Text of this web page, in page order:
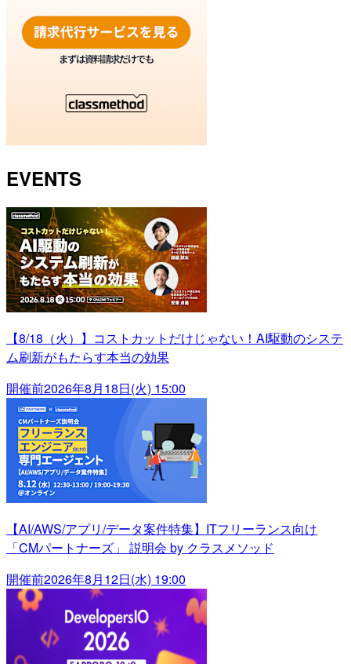
EVENTS
【8/18（火）】コストカットだけじゃない！AI駆動のシステ
ム刷新がもたらす本当の効果
開催前2026年8月18日(火) 15:00
【AI/AWS/アプリ/データ案件特集】ITフリーランス向け
「CMパートナーズ」 説明会 by クラスメソッド
開催前2026年8月12日(水) 19:00